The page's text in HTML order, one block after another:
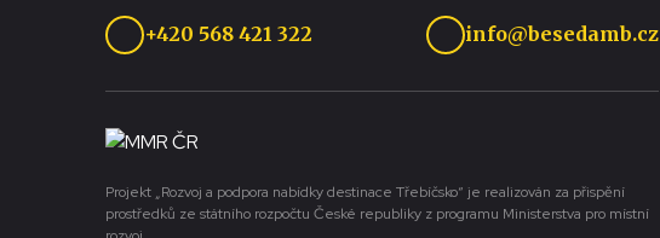
+420 568 421 322 info@besedamb.cz
Projekt „Rozvoj a podpora nabídky destinace Třebíčsko“ je realizován za přispění
prostředků ze státního rozpočtu České republiky z programu Ministerstva pro místní